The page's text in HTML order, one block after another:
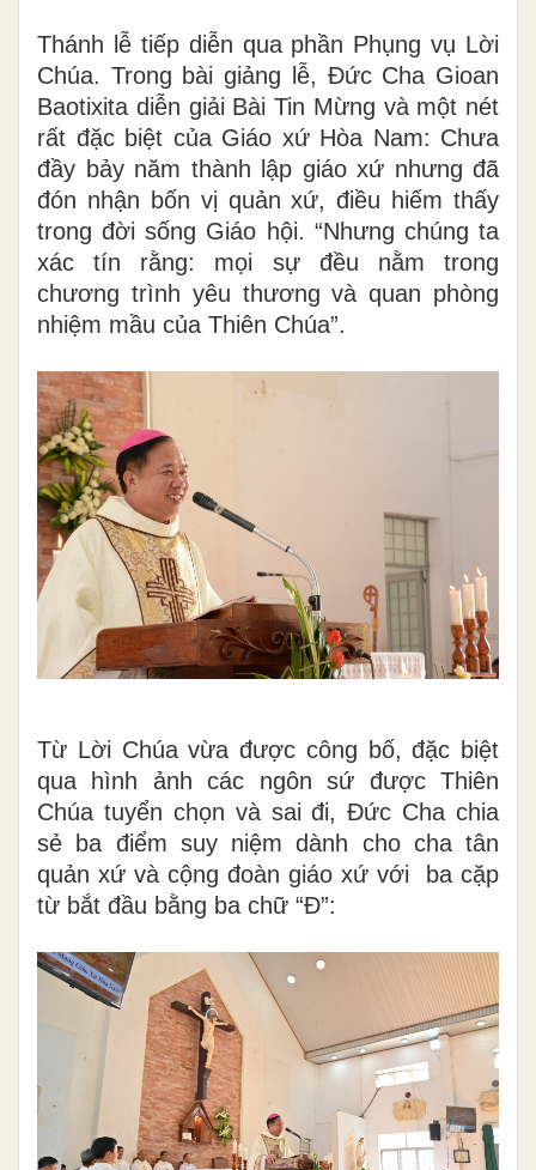
Thánh lễ tiếp diễn qua phần Phụng vụ Lời
Chúa. Trong bài giảng lễ, Đức Cha Gioan
Baotixita diễn giải Bài Tin Mừng và một nét
rất đặc biệt của Giáo xứ Hòa Nam: Chưa
đầy bảy năm thành lập giáo xứ nhưng đã
đón nhận bốn vị quản xứ, điều hiếm thấy
trong đời sống Giáo hội. “Nhưng chúng ta
xác tín rằng: mọi sự đều nằm trong
chương trình yêu thương và quan phòng
nhiệm mầu của Thiên Chúa”.
Từ Lời Chúa vừa được công bố, đặc biệt
qua hình ảnh các ngôn sứ được Thiên
Chúa tuyển chọn và sai đi, Đức Cha chia
sẻ ba điểm suy niệm dành cho cha tân
quản xứ và cộng đoàn giáo xứ với ba cặp
từ bắt đầu bằng ba chữ “Đ”: